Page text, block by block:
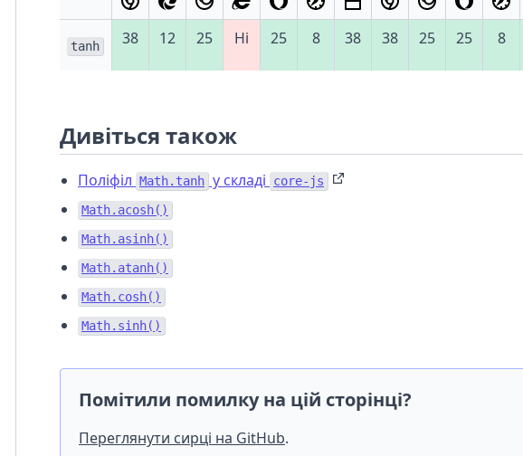
tanh 38 12 25 Ні 25 8 38 38 25 25 8
Дивіться також
Поліфіл Math.tanh у складі
core-js
Math.acosh()
Math.asinh()
Math.atanh()
Math.cosh()
Math.sinh()
Помітили помилку на цій сторінці?
Переглянути сирці на GitHub.